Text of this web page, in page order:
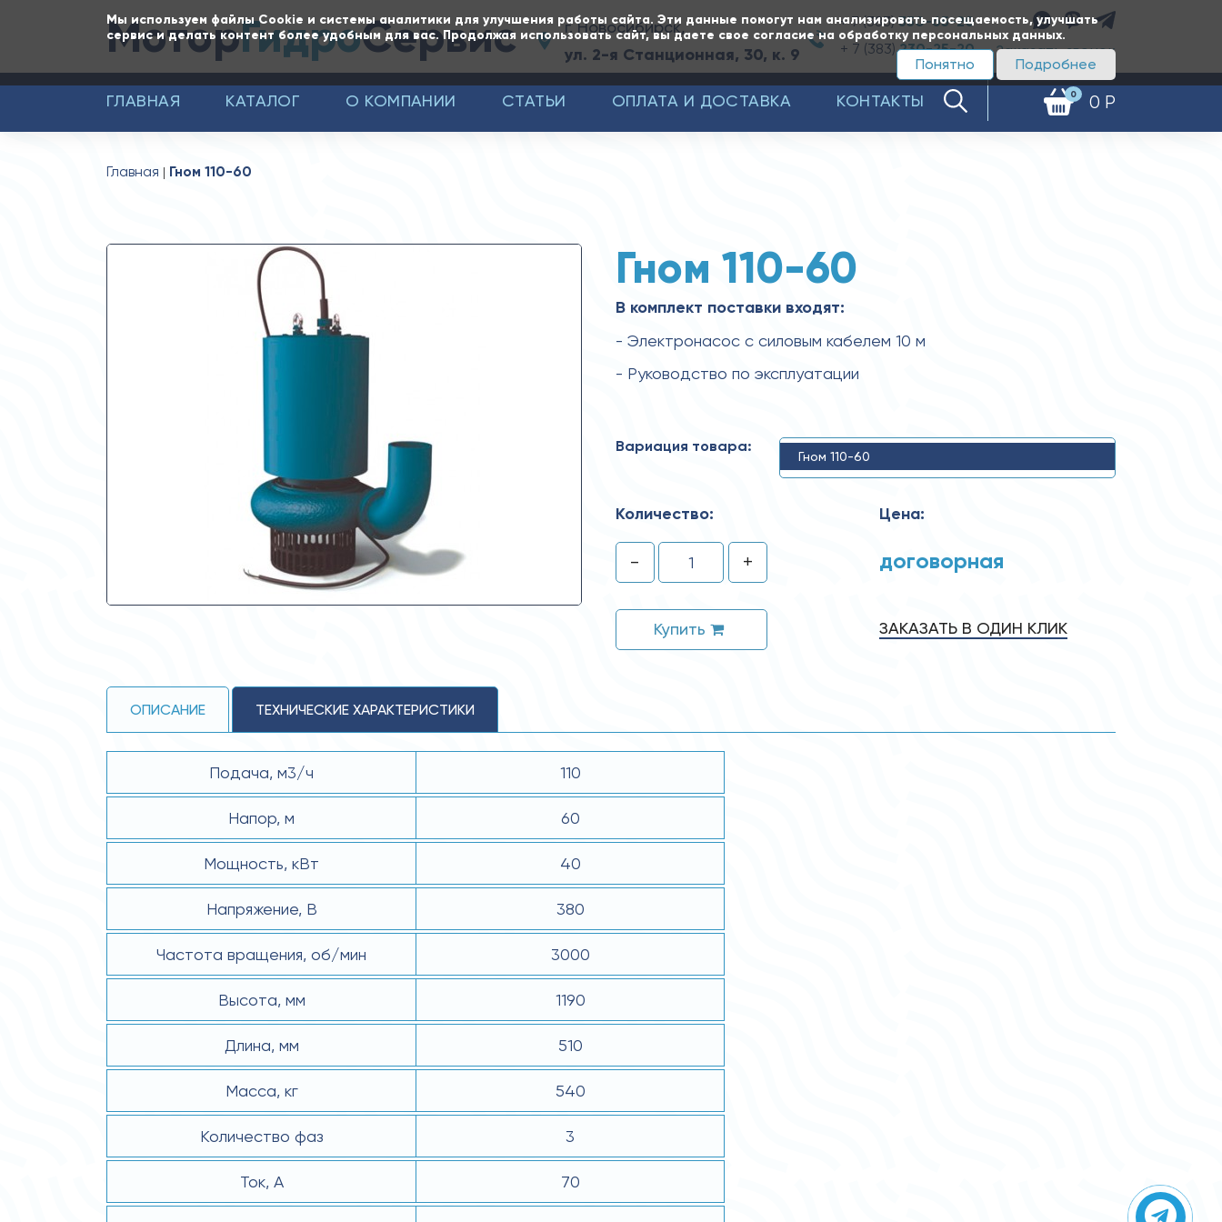
Мы используем файлы Cookie и системы аналитики для улучшения работы сайта. Эти данные помогут нам анализировать посещаемость, улучшать
сервис и делать контент более удобным для вас. Продолжая использовать сайт, вы даете свое согласие на обработку персональных данных.
Подробнее
Понятно
МоторГидроСервис г. Новосибирск,
ул. 2-я Станционная, 30, к. 9
+ 7 (383)350-65-20
+ 7 (383)230-25-20 Заказать звонок
0 0 Р
ГЛАВНАЯ КАТАЛОГ О КОМПАНИИ СТАТЬИ ОПЛАТА И ДОСТАВКА КОНТАКТЫ
Главная Гном 110-60
Гном 110-60
В комплект поставки входят:
- Электронасос с силовым кабелем 10 м
- Руководство по эксплуатации
Вариация товара:
Гном 110-60
Количество:
- +
Купить
Цена:
договорная
ЗАКАЗАТЬ В ОДИН КЛИК
ОПИСАНИЕ ТЕХНИЧЕСКИЕ ХАРАКТЕРИСТИКИ
Подача, м3/ч 110
Напор, м 60
Мощность, кВт 40
Напряжение, В 380
Частота вращения, об/мин 3000
Высота, мм 1190
Длина, мм 510
Масса, кг 540
Количество фаз 3
Ток, А 70